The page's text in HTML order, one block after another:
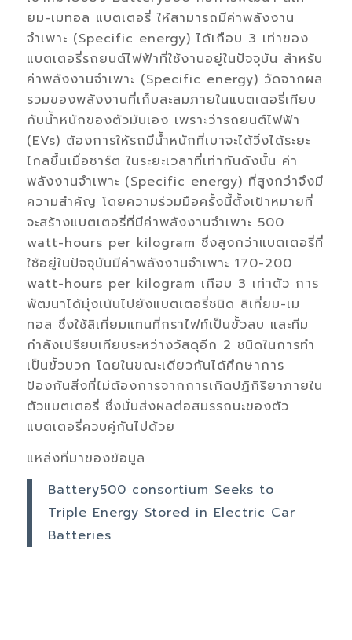
ยม-เมทอล แบตเตอรี่ ให้สามารถมีค่าพลังงาน
จำเพาะ (Specific energy) ได้เกือบ 3 เท่าของ
แบตเตอรี่รถยนต์ไฟฟ้าที่ใช้งานอยู่ในปัจจุบัน สำหรับ
ค่าพลังงานจำเพาะ (Specific energy) วัดจากผล
รวมของพลังงานที่เก็บสะสมภายในแบตเตอรี่เทียบ
กับน้ำหนักของตัวมันเอง เพราะว่ารถยนต์ไฟฟ้า
(EVs) ต้องการให้รถมีน้ำหนักที่เบาจะได้วิ่งได้ระยะ
ไกลขึ้นเมื่อชาร์ต ในระยะเวลาที่เท่ากันดังนั้น ค่า
พลังงานจำเพาะ (Specific energy) ที่สูงกว่าจึงมี
ความสำคัญ โดยความร่วมมือครั้งนี้ตั้งเป้าหมายที่
จะสร้างแบตเตอรี่ที่มีค่าพลังงานจำเพาะ 500
watt-hours per kilogram ซึ่งสูงกว่าแบตเตอรี่ที่
ใช้อยู่ในปัจจุบันมีค่าพลังงานจำเพาะ 170-200
watt-hours per kilogram เกือบ 3 เท่าตัว การ
พัฒนาได้มุ่งเน้นไปยังแบตเตอรี่ชนิด ลิเที่ยม-เม
ทอล ซึ่งใช้ลิเที่ยมแทนที่กราไฟท์เป็นขั้วลบ และทีม
กำลังเปรียบเทียบระหว่างวัสดุอีก 2 ชนิดในการทำ
เป็นขั้วบวก โดยในขณะเดียวกันได้ศึกษาการ
ป้องกันสิ่งที่ไม่ต้องการจากการเกิดปฏิกิริยาภายใน
ตัวแบตเตอรี่ ซึ่งนั่นส่งผลต่อสมรรถนะของตัว
แบตเตอรี่ควบคู่กันไปด้วย
แหล่งที่มาของข้อมูล
Battery500 consortium Seeks to
Triple Energy Stored in Electric Car
Batteries